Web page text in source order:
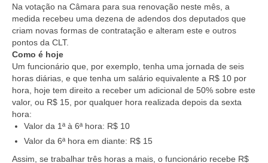
Na votação na Câmara para sua renovação neste mês, a
medida recebeu uma dezena de adendos dos deputados que
criam novas formas de contratação e alteram este e outros
pontos da CLT.
Como é hoje
Um funcionário que, por exemplo, tenha uma jornada de seis
horas diárias, e que tenha um salário equivalente a R$ 10 por
hora, hoje tem direito a receber um adicional de 50% sobre este
valor, ou R$ 15, por qualquer hora realizada depois da sexta
hora:
Valor da 1ª à 6ª hora: R$ 10
Valor da 6ª hora em diante: R$ 15
Assim, se trabalhar três horas a mais, o funcionário recebe R$